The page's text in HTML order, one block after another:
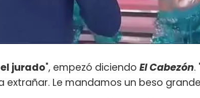
jurado", empezó diciendo El Cabezón.
extrañar. Le mandamos un beso